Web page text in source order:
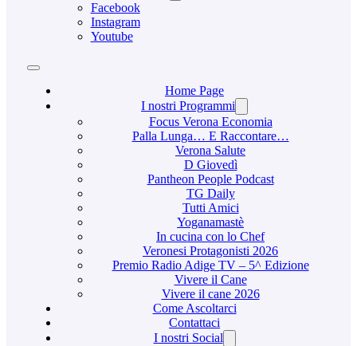
Facebook
Instagram
Youtube
Home Page
I nostri Programmi
Focus Verona Economia
Palla Lunga… E Raccontare…
Verona Salute
D Giovedì
Pantheon People Podcast
TG Daily
Tutti Amici
Yoganamastè
In cucina con lo Chef
Veronesi Protagonisti 2026
Premio Radio Adige TV – 5^ Edizione
Vivere il Cane
Vivere il cane 2026
Come Ascoltarci
Contattaci
I nostri Social